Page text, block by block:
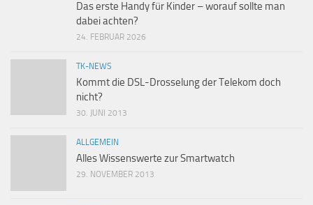
Das erste Handy für Kinder – worauf sollte man
dabei achten?
24. FEBRUAR 2026
TK-NEWS
Kommt die DSL-Drosselung der Telekom doch
nicht?
30. JUNI 2013
ALLGEMEIN
Alles Wissenswerte zur Smartwatch
29. NOVEMBER 2013